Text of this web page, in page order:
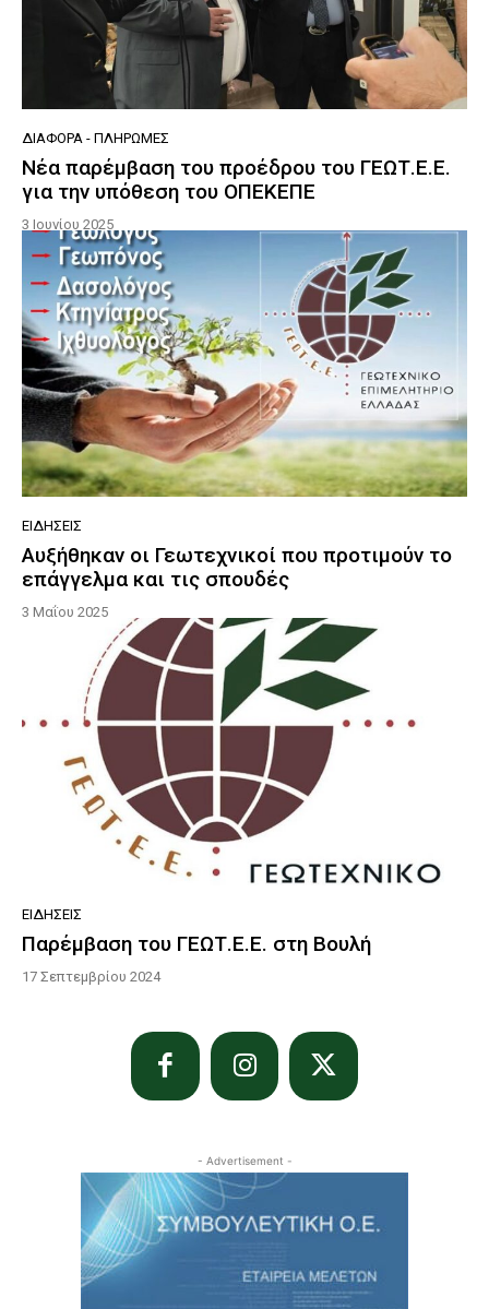
ΔΙΆΦΟΡΑ - ΠΛΗΡΩΜΈΣ
Νέα παρέμβαση του προέδρου του ΓΕΩΤ.Ε.Ε.
για την υπόθεση του ΟΠΕΚΕΠΕ
3 Ιουνίου 2025
ΕΙΔΉΣΕΙΣ
Αυξήθηκαν οι Γεωτεχνικοί που προτιμούν το
επάγγελμα και τις σπουδές
3 Μαΐου 2025
ΕΙΔΉΣΕΙΣ
Παρέμβαση του ΓΕΩΤ.Ε.Ε. στη Βουλή
17 Σεπτεμβρίου 2024
- Advertisement -